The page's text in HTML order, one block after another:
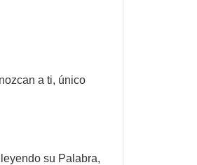
a ti, único
su Palabra,